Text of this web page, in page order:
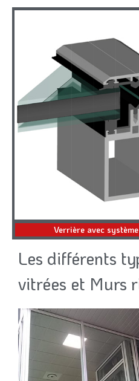
Verrière avec
Les différents
vitrées et Murs